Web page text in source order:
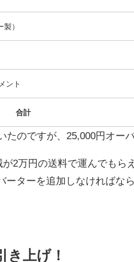
）
ント
合計
たのですが、25,000円オー
が2万円の送料で運んでも
ーターを追加しなければな
き上げ！